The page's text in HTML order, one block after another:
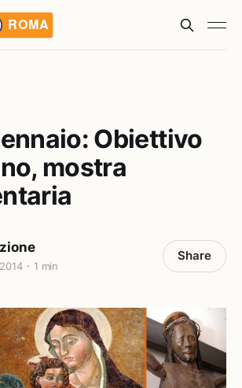
Obiettivo
mostra
1 min
Share